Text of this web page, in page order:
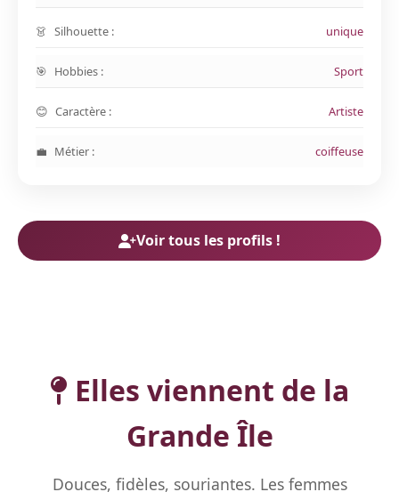
Silhouette : unique
Hobbies : Sport
Caractère : Artiste
Métier : coiffeuse
Voir tous les profils !
Elles viennent de la
Grande Île
Douces, fidèles, souriantes. Les femmes